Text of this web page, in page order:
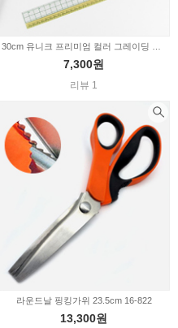
7,300원
리뷰 1
라운드날 핑킹가위 23.5cm 16-822
13,300원